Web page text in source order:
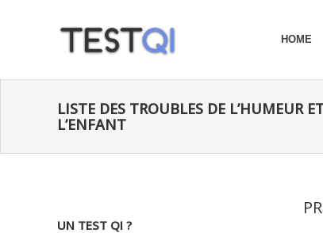
HOME
LISTE DES TROUBLES DE L’HUMEUR
L’ENFANT
UN TEST QI ?